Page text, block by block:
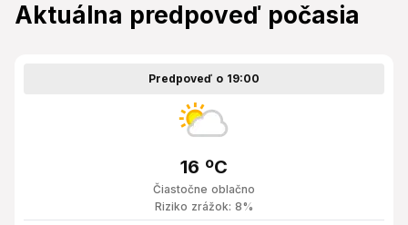
Aktuálna predpoveď počasia
Predpoveď o 19:00
Čiastočne oblačno
16 ºC
Riziko zrážok: 8%